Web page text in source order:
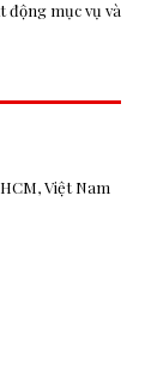
động mục vụ và
Việt Nam